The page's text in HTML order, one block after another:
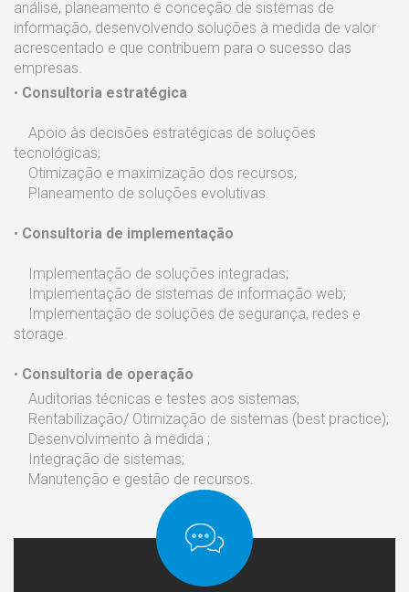
análise, planeamento e conceção de sistemas de
informação, desenvolvendo soluções à medida de valor
acrescentado e que contribuem para o sucesso das
empresas.
• Consultoria estratégica
Apoio às decisões estratégicas de soluções
tecnológicas;
Otimização e maximização dos recursos;
Planeamento de soluções evolutivas.
• Consultoria de implementação
Implementação de soluções integradas;
Implementação de sistemas de informação web;
Implementação de soluções de segurança, redes e
storage.
• Consultoria de operação
Auditorias técnicas e testes aos sistemas;
Rentabilização/ Otimização de sistemas (best practice);
Desenvolvimento à medida ;
Integração de sistemas;
Manutenção e gestão de recursos.